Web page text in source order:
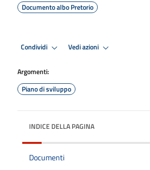
Documento albo Pretorio
Condividi Vedi azioni
Argomenti:
Piano di sviluppo
INDICE DELLA PAGINA
Documenti